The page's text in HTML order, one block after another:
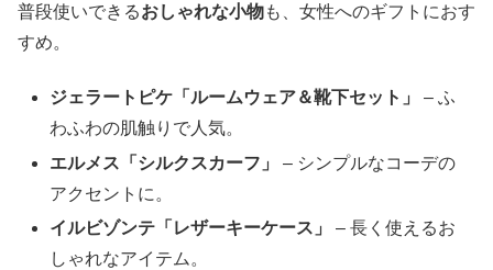
普段使いできるおしゃれな小物も、女性へのギフトにおす
すめ。
ジェラートピケ「ルームウェア＆靴下セット」
– ふ
わふわの肌触りで人気。
エルメス「シルクスカーフ」
– シンプルなコーデの
アクセントに。
イルビゾンテ「レザーキーケース」
– 長く使えるお
しゃれなアイテム。